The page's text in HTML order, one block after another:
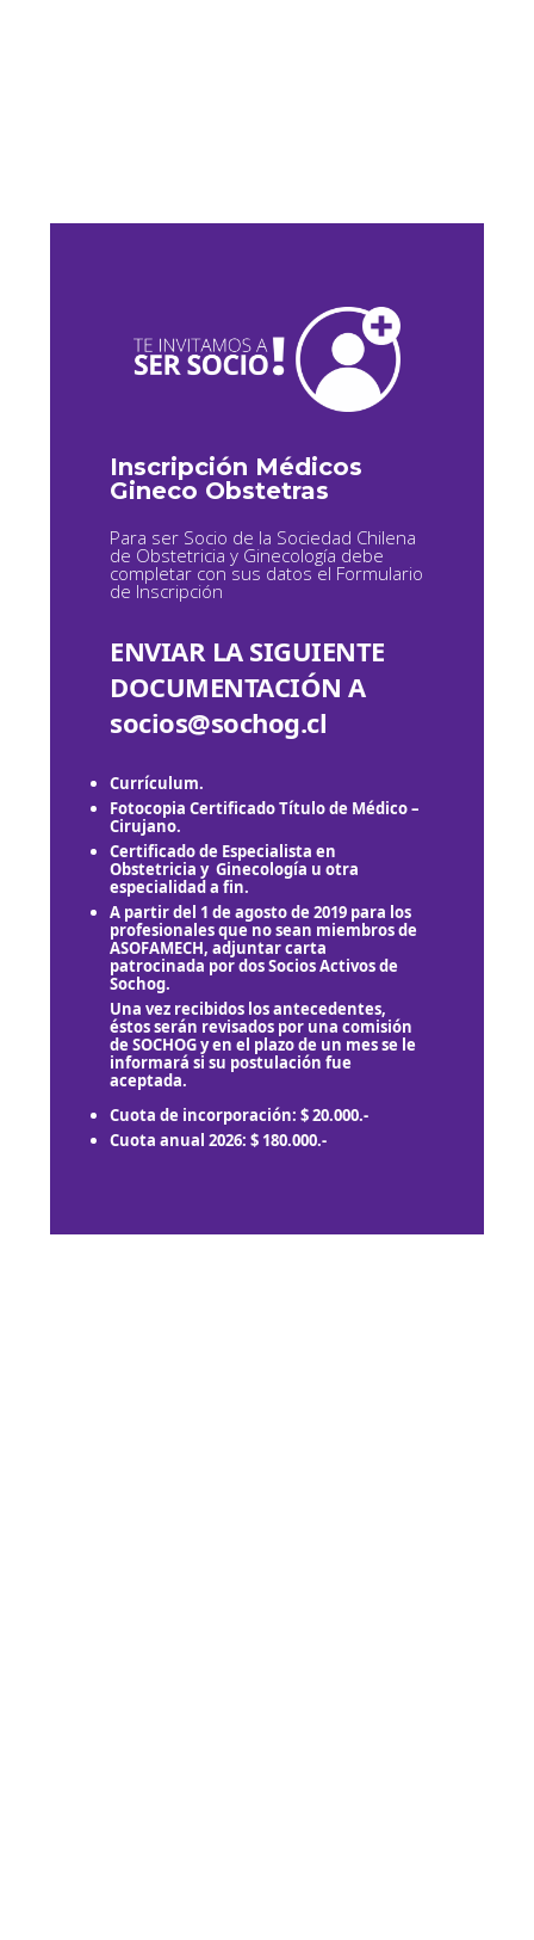
Inscripción Médicos
Gineco Obstetras
Para ser Socio de la Sociedad Chilena
de Obstetricia y Ginecología debe
completar con sus datos el Formulario
de Inscripción
ENVIAR LA SIGUIENTE
DOCUMENTACIÓN A
socios@sochog.cl
Currículum.
Fotocopia Certificado Título de Médico –
Cirujano.
Certificado de Especialista en
Obstetricia y Ginecología u otra
especialidad a fin.
A partir del 1 de agosto de 2019 para los
profesionales que no sean miembros de
ASOFAMECH, adjuntar carta
patrocinada por dos Socios Activos de
Sochog.
Una vez recibidos los antecedentes,
éstos serán revisados por una comisión
de SOCHOG y en el plazo de un mes se le
informará si su postulación fue
aceptada.
Cuota de incorporación: $ 20.000.-
Cuota anual 2026: $ 180.000.-